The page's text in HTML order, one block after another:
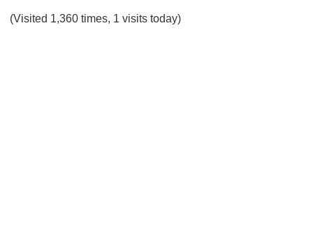
(Visited 1,360 times, 1 visits today)